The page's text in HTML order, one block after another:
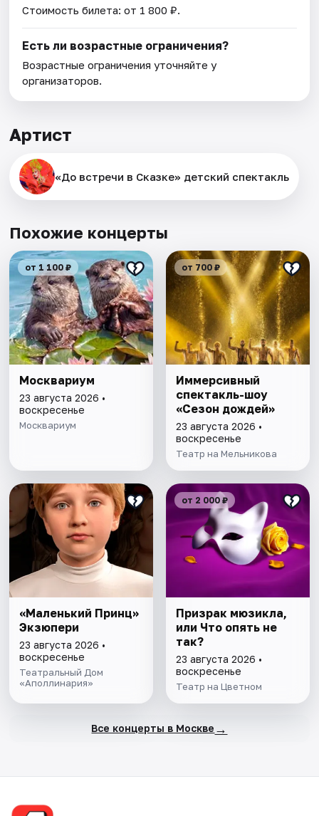
Стоимость билета: от 1 800 ₽.
Есть ли возрастные ограничения?
Возрастные ограничения уточняйте у
организаторов.
Артист
«До встречи в Сказке» детский спектакль
Похожие концерты
от 1 100 ₽
Москвариум
23 августа 2026 •
воскресенье
Москвариум
от 700 ₽
Иммерсивный
спектакль-шоу
«Сезон дождей»
23 августа 2026 •
воскресенье
Театр на Мельникова
«Маленький Принц»
Экзюпери
23 августа 2026 •
воскресенье
Театральный Дом
«Аполлинария»
от 2 000 ₽
Призрак мюзикла,
или Что опять не
так?
23 августа 2026 •
воскресенье
Театр на Цветном
Все концерты в Москве →